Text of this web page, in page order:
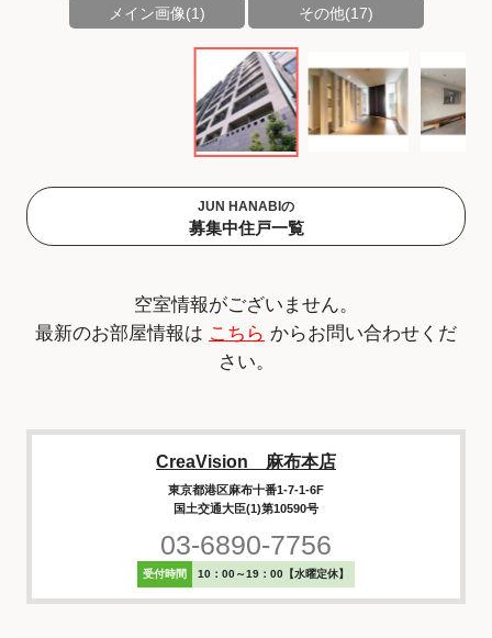
メイン画像(1) その他(17)
JUN HANABIの
募集中住戸一覧
空室情報がございません。
最新のお部屋情報は こちら からお問い合わせくだ
さい。
CreaVision 麻布本店
東京都港区麻布十番1-7-1-6F
国土交通大臣(1)第10590号
03-6890-7756
受付時間 10：00～19：00【水曜定休】